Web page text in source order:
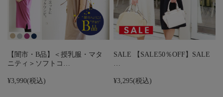
【闇市・B品】＜授乳服・マタ
ニティ＞ソフトコ…
¥3,990(税込)
SALE 【SALE50％OFF】SALE
¥3,295(税込)